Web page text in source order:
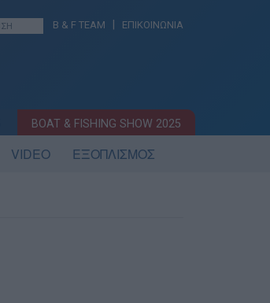
B & F TEAM ΕΠΙΚΟΙΝΩΝΙΑ
BOAT & FISHING SHOW 2025
VIDEO ΕΞΟΠΛΙΣΜΟΣ